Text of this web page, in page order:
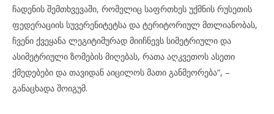
ჩადენის შემთხვევაში, რომელიც საფრთხეს უქმნის რუსეთის
ფედერაციის სუვერენიტეტსა და ტერიტორიულ მთლიანობას,
ჩვენი ქვეყანა ლეგიტიმურად მიიჩნევს სიმეტრიული და
ასიმეტრიული ზომების მიღებას, რათა აღკვეთოს ასეთი
ქმედებები და თავიდან აიცილოს მათი განმეორება“, –
განაცხადა შოიგუმ.